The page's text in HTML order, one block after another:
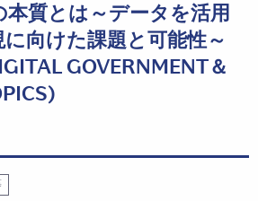
本質とは～データを活用
向けた課題と可能性～
GOVERNMENT＆